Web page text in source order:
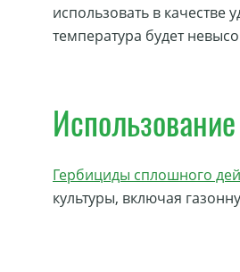
использовать в качестве
температура будет
Гербициды сплошного
культуры, включая